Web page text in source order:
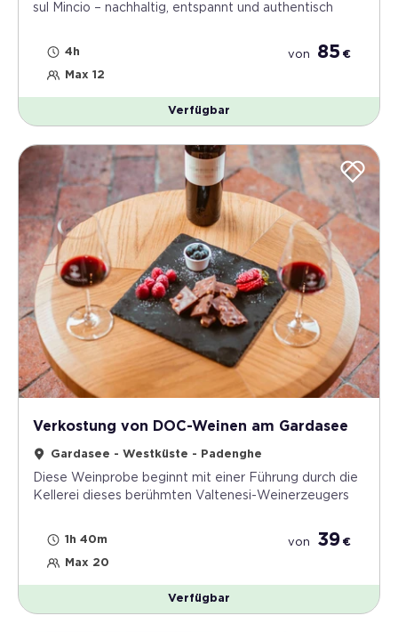
sul Mincio – nachhaltig, entspannt und authentisch
4h
Max 12
von 85 €
Verfügbar
Verkostung von DOC-Weinen am Gardasee
Gardasee - Westküste - Padenghe
Diese Weinprobe beginnt mit einer Führung durch die
Kellerei dieses berühmten Valtenesi-Weinerzeugers
1h 40m
Max 20
von 39 €
Verfügbar